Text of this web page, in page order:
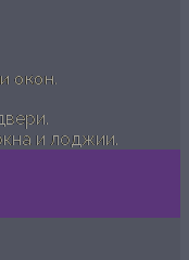
окон.
и лоджии.